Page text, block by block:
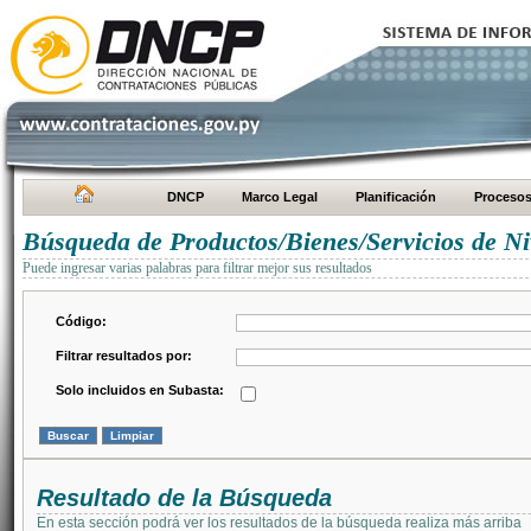
DNCP Marco Legal Planificación Procesos
Búsqueda de Productos/Bienes/Servicios de
Puede ingresar varias palabras para filtrar mejor sus resultados
Código:
Filtrar resultados por:
Solo incluidos en Subasta:
Resultado de la Búsqueda
En esta sección podrá ver los resultados de la búsqueda realiza más arriba